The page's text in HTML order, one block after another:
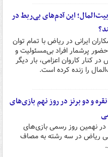
این آدم‌های بی‌ربط در
ایرانی در ریاض با تمام توان
پرشمار افراد بی‌مسئولیت و
در کنار کاروان اعزامی، بار دیگر
را زنده کرده است.
کسب ۵ طلا، ۳ نقره و دو برنز در روز نهم بازی‌های
در نهمین روز رسمی بازی‌های
ریاض در سه رشته به مصاف